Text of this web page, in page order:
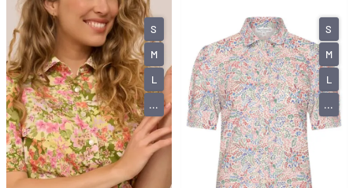
S
M
L
...
S
M
L
...